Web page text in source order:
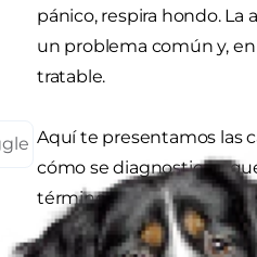
pánico, respira hondo. La
un problema común y,
tratable.
Aquí te presentamos las
cómo se diagnostica y
términos de tratamiento.